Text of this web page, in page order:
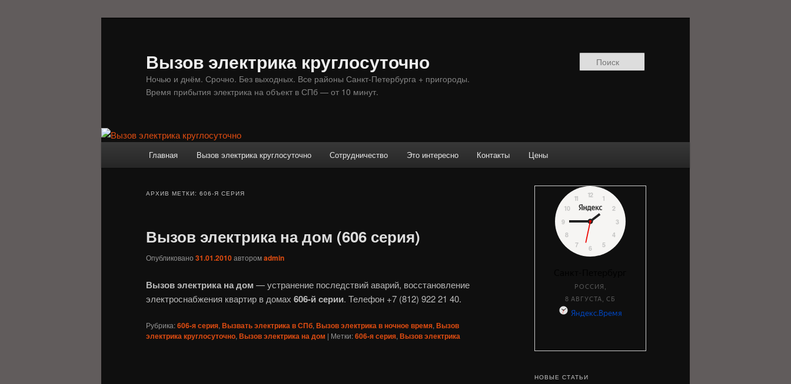
Вызов электрика круглосуточно
Ночью и днём. Срочно. Без выходных. Все районы Санкт-Петербурга + пригороды.
Время прибытия электрика на объект в СПб — от 10 минут.
Главная Вызов электрика круглосуточно Сотрудничество Это интересно Контакты Цены
АРХИВ МЕТКИ: 606-Я СЕРИЯ
Вызов электрика на дом (606 серия)
Опубликовано 31.01.2010авторомadmin
Вызов электрика на дом — устранение последствий аварий, восстановление
электроснабжения квартир в домах 606‎-й серии. Телефон +7 (812) 922 21 40.
Рубрика:606-я серия, Вызвать электрика в СПб, Вызов электрика в ночное время, Вызов
электрика круглосуточно, Вызов электрика на дом | Метки:606-я серия, Вызов электрика
НОВЫЕ СТАТЬИ